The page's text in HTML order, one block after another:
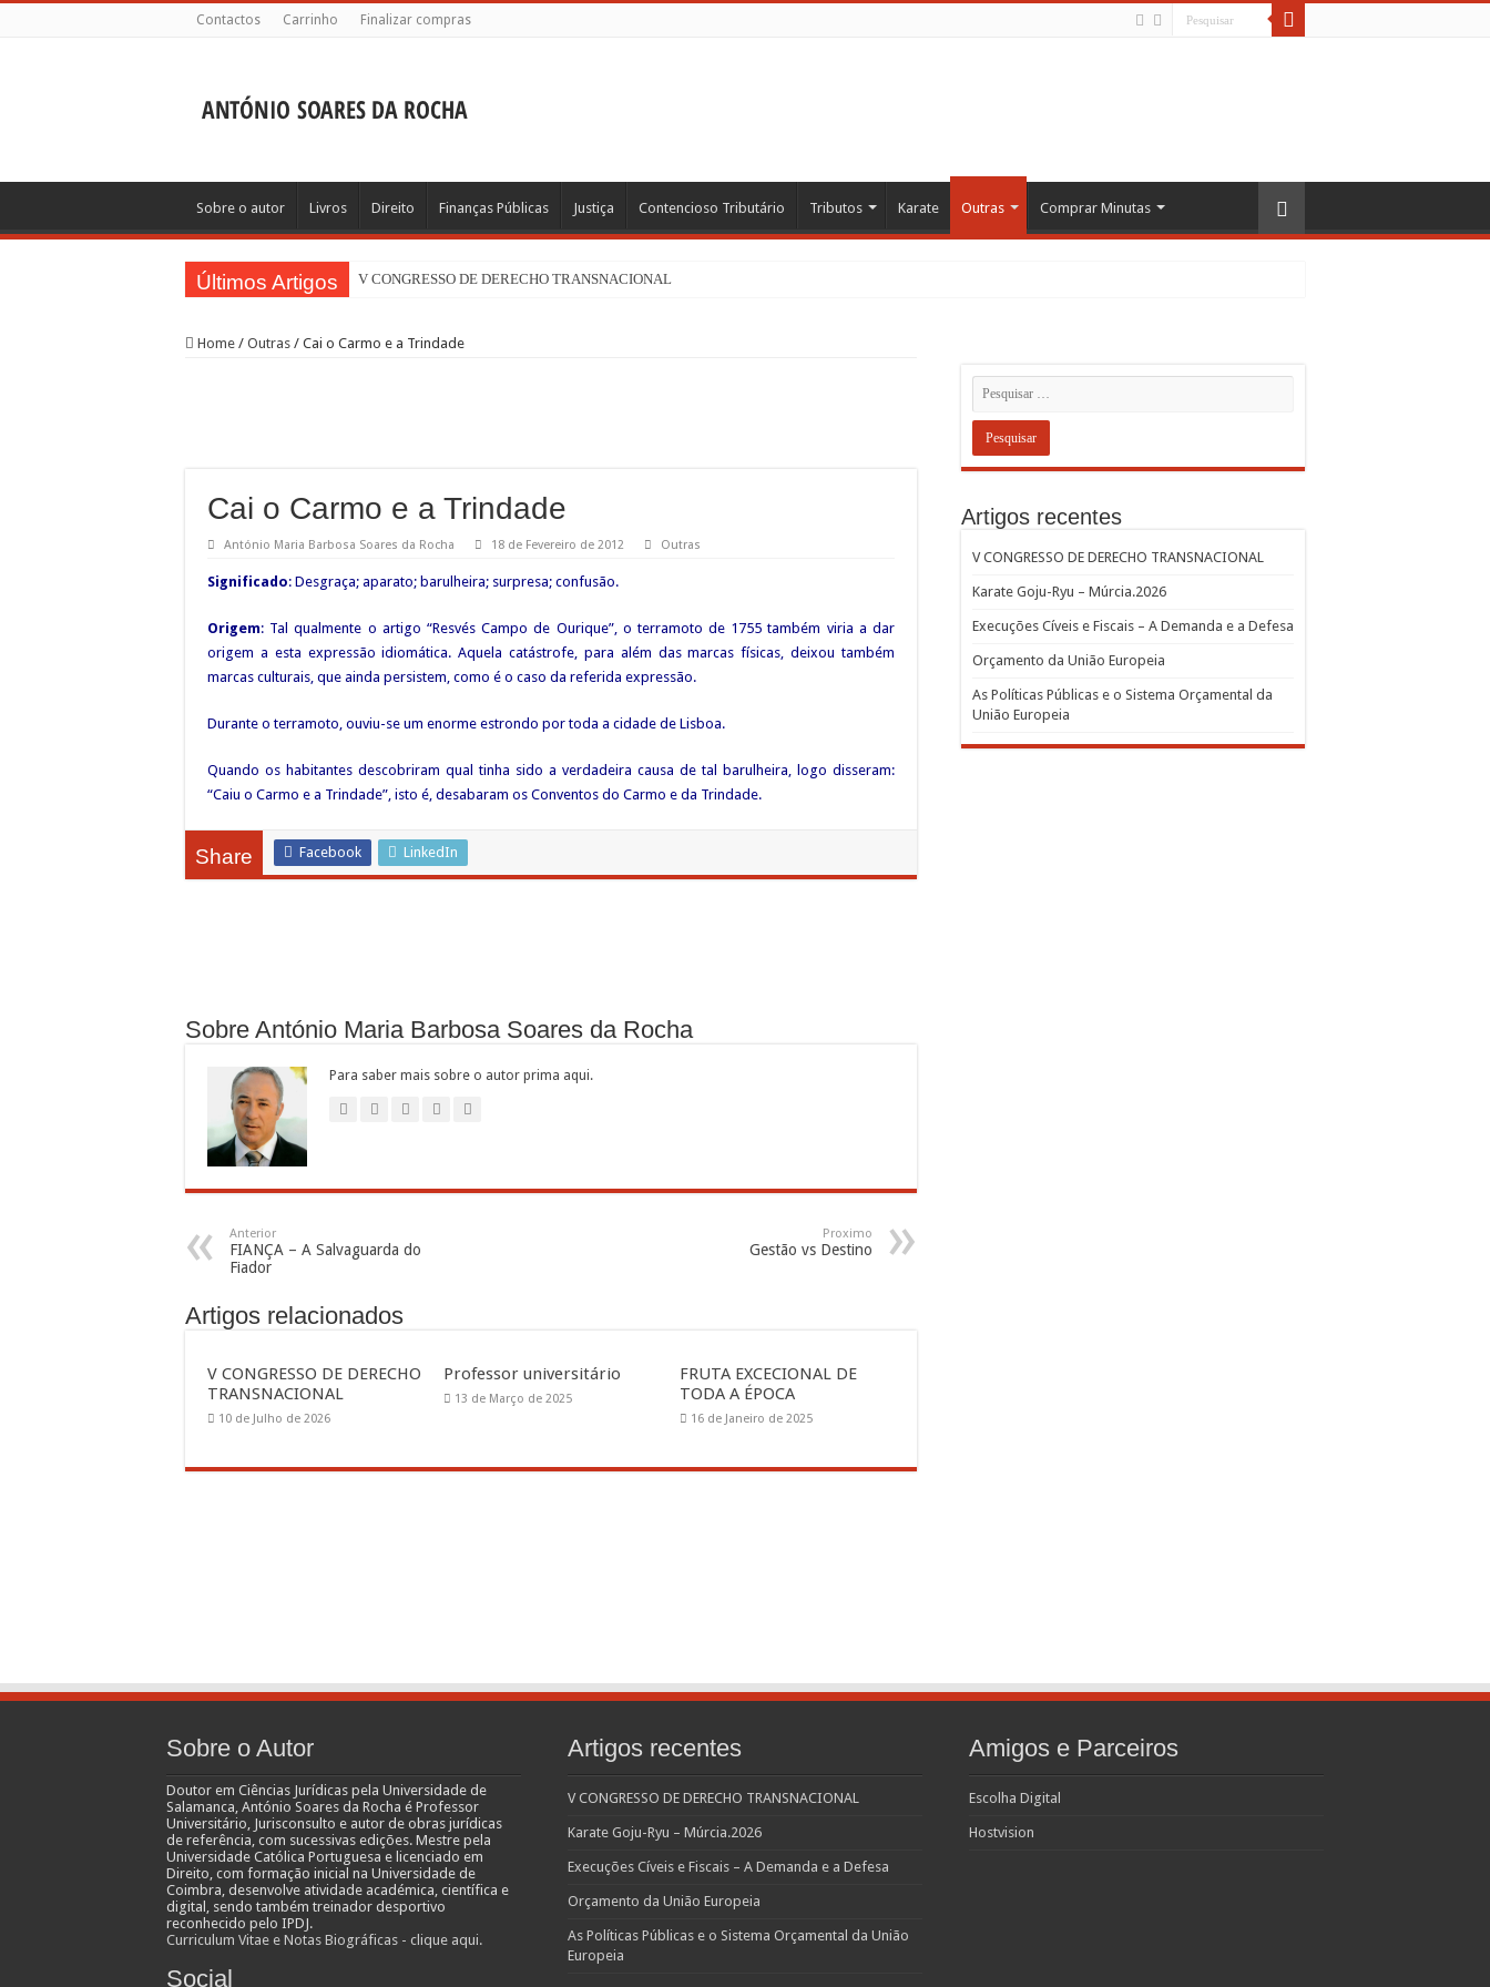
Contactos Carrinho Finalizar compras
Sobre o autor Livros Direito Finanças Públicas Justiça Contencioso Tributário Tributos Karate Outras Comprar Minutas
Últimos Artigos V CONGRESSO DE DERECHO TRANSNACIONAL
Home / Outras / Cai o Carmo e a Trindade
Cai o Carmo e a Trindade
António Maria Barbosa Soares da Rocha 18 de Fevereiro de 2012 Outras
Significado: Desgraça; aparato; barulheira; surpresa; confusão.
Origem: Tal qualmente o artigo “Resvés Campo de Ourique”, o terramoto de 1755 também viria a dar
origem a esta expressão idiomática. Aquela catástrofe, para além das marcas físicas, deixou também
marcas culturais, que ainda persistem, como é o caso da referida expressão.
Durante o terramoto, ouviu-se um enorme estrondo por toda a cidade de Lisboa.
Quando os habitantes descobriram qual tinha sido a verdadeira causa de tal barulheira, logo disseram:
“Caiu o Carmo e a Trindade”, isto é, desabaram os Conventos do Carmo e da Trindade.
Share Facebook LinkedIn
Sobre António Maria Barbosa Soares da Rocha
Para saber mais sobre o autor prima aqui.
Anterior
FIANÇA – A Salvaguarda do
Fiador
Proximo
Gestão vs Destino
Artigos relacionados
V CONGRESSO DE DERECHO
TRANSNACIONAL
10 de Julho de 2026
Professor universitário
13 de Março de 2025
FRUTA EXCECIONAL DE
TODA A ÉPOCA
16 de Janeiro de 2025
Artigos recentes
V CONGRESSO DE DERECHO TRANSNACIONAL
Karate Goju-Ryu – Múrcia.2026
Execuções Cíveis e Fiscais – A Demanda e a Defesa
Orçamento da União Europeia
As Políticas Públicas e o Sistema Orçamental da
União Europeia
Sobre o Autor
Doutor em Ciências Jurídicas pela Universidade de
Salamanca, António Soares da Rocha é Professor
Universitário, Jurisconsulto e autor de obras jurídicas
de referência, com sucessivas edições. Mestre pela
Universidade Católica Portuguesa e licenciado em
Direito, com formação inicial na Universidade de
Coimbra, desenvolve atividade académica, científica e
digital, sendo também treinador desportivo
reconhecido pelo IPDJ.
Curriculum Vitae e Notas Biográficas - clique aqui.
Social
Artigos recentes
V CONGRESSO DE DERECHO TRANSNACIONAL
Karate Goju-Ryu – Múrcia.2026
Execuções Cíveis e Fiscais – A Demanda e a Defesa
Orçamento da União Europeia
As Políticas Públicas e o Sistema Orçamental da União
Europeia
Amigos e Parceiros
Escolha Digital
Hostvision